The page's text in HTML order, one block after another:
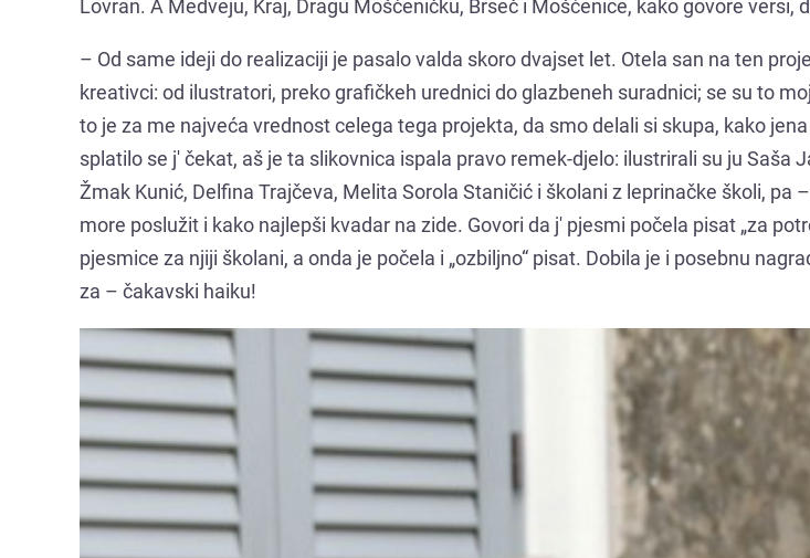
Lovran. A Medveju, Kraj, Dragu Mošćeničku, Brseč i Mošćenice, kako govore versi,
– Od same ideji do realizaciji je pasalo valda skoro dvajset let. Otela san na ten
kreativci: od ilustratori, preko grafičkeh urednici do glazbeneh suradnici; se su to
to je za me najveća vrednost celega tega projekta, da smo delali si skupa, kako
splatilo se j' čekat, aš je ta slikovnica ispala pravo remek-djelo: ilustrirali su ju Saša
Žmak Kunić, Delfina Trajčeva, Melita Sorola Staničić i školani z leprinačke školi, pa
more poslužit i kako najlepši kvadar na zide. Govori da j' pjesmi počela pisat „za
pjesmice za njiji školani, a onda je počela i „ozbiljno“ pisat. Dobila je i posebnu
za – čakavski haiku!